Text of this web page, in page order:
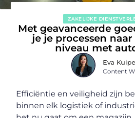
ZAKELIJKE
Met geavanceerde
je je processen
niveau met
Eva
Content
Efficiëntie en veiligheid zijn
binnen elk logistiek of